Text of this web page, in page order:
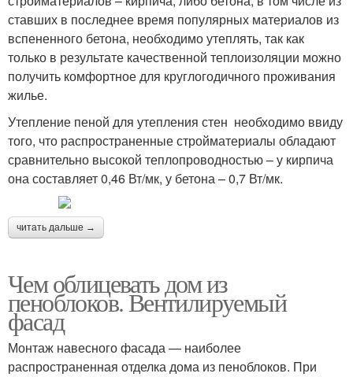
ставших в последнее время популярных материалов из
вспененного бетона, необходимо утеплять, так как
только в результате качественной теплоизоляции можно
получить комфортное для круглогодичного проживания
жилье.
Утепление пеной для утепления стен необходимо ввиду
того, что распространенные стройматериалы обладают
сравнительно высокой теплопроводностью – у кирпича
она составляет 0,46 Вт/мк, у бетона – 0,7 Вт/мк.
читать дальше →
Чем облицевать дом из
пеноблоков. Вентилируемый
фасад
Монтаж навесного фасада — наиболее
распространенная отделка дома из пеноблоков. При